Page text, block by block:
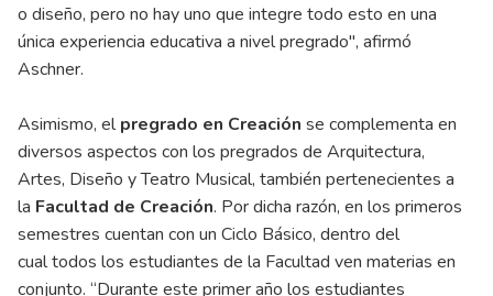
o diseño, pero no hay uno que integre todo esto en una
única experiencia educativa a nivel pregrado'', afirmó
Aschner.
Asimismo, elpregrado en Creación se complementa en
diversos aspectos con los pregrados de Arquitectura,
Artes, Diseño y Teatro Musical, también pertenecientes a
la Facultad de Creación. Por dicha razón, en los primeros
semestres cuentan con un Ciclo Básico, dentro del
cual todos los estudiantes de la Facultad ven materias en
conjunto. “Durante este primer año los estudiantes